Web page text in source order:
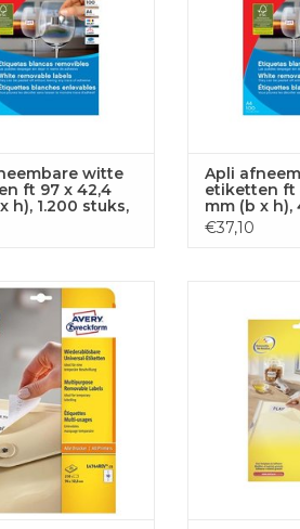
AAN
witte
ft 97 x 42,4
h), 1.200 stuks,
(3057)
Apli
etiketten ft
mm (b x h),
44 per blad
€37,10
afneembare witte
Stick & Lift, 250 st.
AAN